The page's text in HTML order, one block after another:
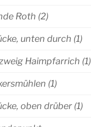
Roth (2)
unten durch (1)
Haimpfarrich (1)
(1)
oben drüber (1)